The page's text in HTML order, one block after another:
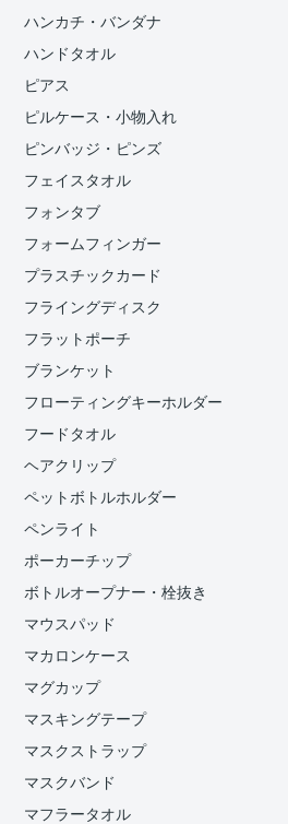
ハンカチ・バンダナ
ハンドタオル
ピアス
ピルケース・小物入れ
ピンバッジ・ピンズ
フェイスタオル
フォンタブ
フォームフィンガー
プラスチックカード
フライングディスク
フラットポーチ
ブランケット
フローティングキーホルダー
フードタオル
ヘアクリップ
ペットボトルホルダー
ペンライト
ポーカーチップ
ボトルオープナー・栓抜き
マウスパッド
マカロンケース
マグカップ
マスキングテープ
マスクストラップ
マスクバンド
マフラータオル